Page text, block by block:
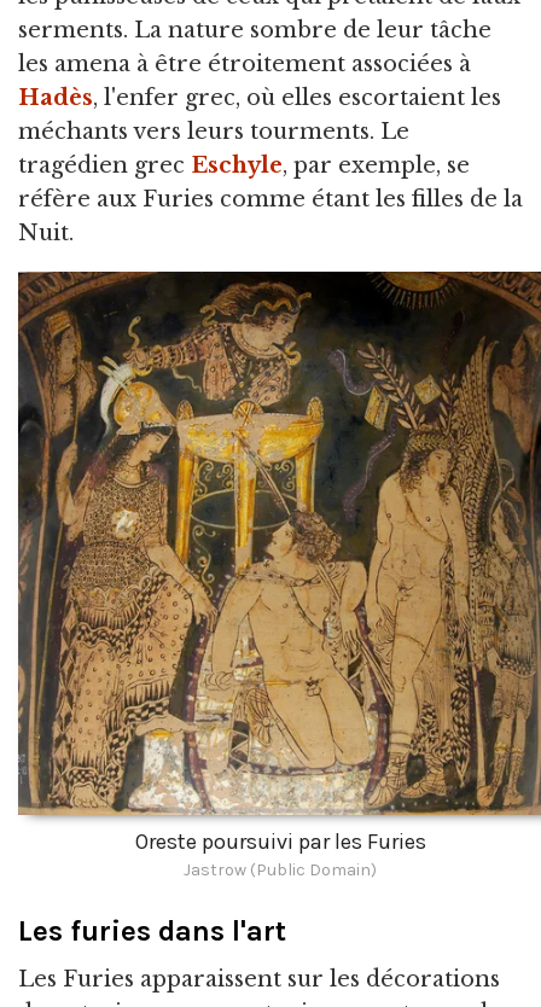
serments. La nature sombre de leur tâche
les amena à être étroitement associées à
Hadès, l'enfer grec, où elles escortaient les
méchants vers leurs tourments. Le
tragédien grec Eschyle, par exemple, se
réfère aux Furies comme étant les filles de la
Nuit.
Oreste poursuivi par les Furies
Jastrow (Public Domain)
Les furies dans l'art
Les Furies apparaissent sur les décorations